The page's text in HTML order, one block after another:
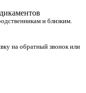
и близким.
на обратный звонок или